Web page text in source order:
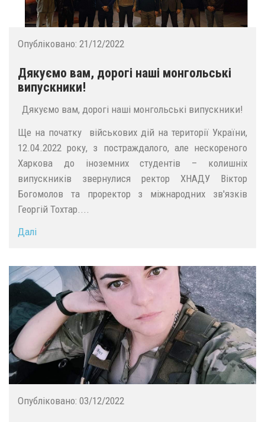
Опубліковано: 21/12/2022
Дякуємо вам, дорогі наші монгольські
випускники!
Дякуємо вам, дорогі наші монгольські випускники!
Ще на початку військових дій на території України,
12.04.2022 року, з постраждалого, але нескореного
Харкова до іноземних студентів – колишніх
випускників звернулися ректор ХНАДУ Віктор
Богомолов та проректор з міжнародних зв'язків
Георгій Тохтар....
Далі
Опубліковано: 03/12/2022